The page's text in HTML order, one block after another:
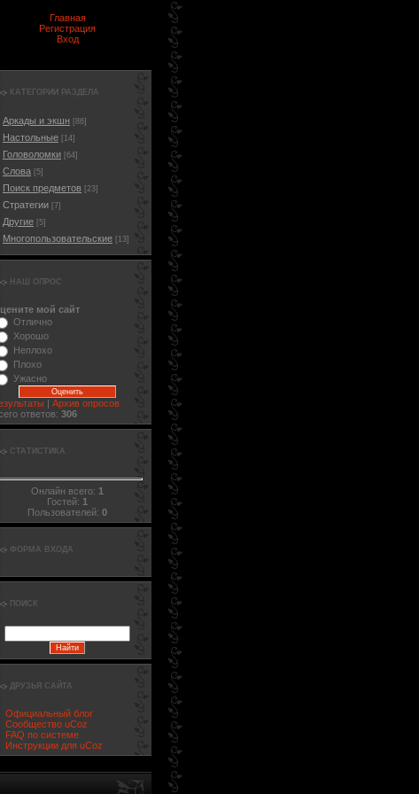
Главная
Регистрация
Вход
КАТЕГОРИИ РАЗДЕЛА
Аркады и экшн [86]
Настольные [14]
Головоломки [64]
Слова [5]
Поиск предметов [23]
Стратегии [7]
Другие [5]
Многопользовательские [13]
НАШ ОПРОС
мой сайт
Отлично
Хорошо
Неплохо
Плохо
Ужасно
| Архив опросов
ответов: 306
СТАТИСТИКА
Онлайн всего: 1
Гостей: 1
Пользователей: 0
ФОРМА ВХОДА
ПОИСК
ДРУЗЬЯ САЙТА
Официальный блог
Сообщество uCoz
FAQ по системе
Инструкции для uCoz